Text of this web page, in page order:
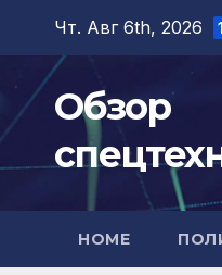
Перейти
содержимому
Чт. Авг 6th, 2026
Обзор
HOME